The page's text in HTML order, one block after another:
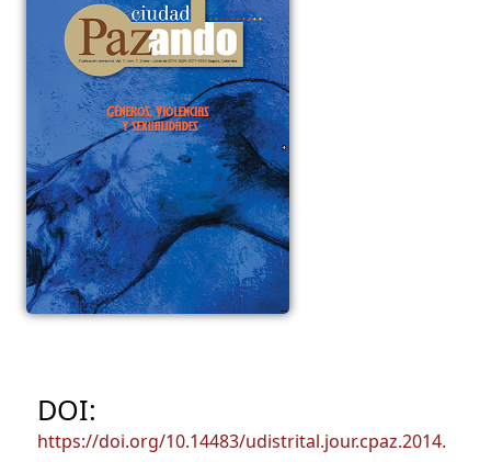
DOI:
https://doi.org/10.14483/udistrital.jour.cpaz.2014.